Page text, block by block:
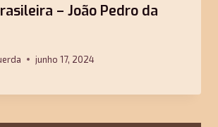
– João Pedro da
junho 17, 2024